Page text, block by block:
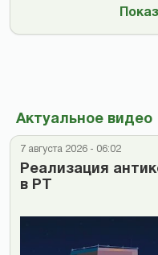
Актуальное видео
7 августа 2026 - 06:02
Реализация
в РТ